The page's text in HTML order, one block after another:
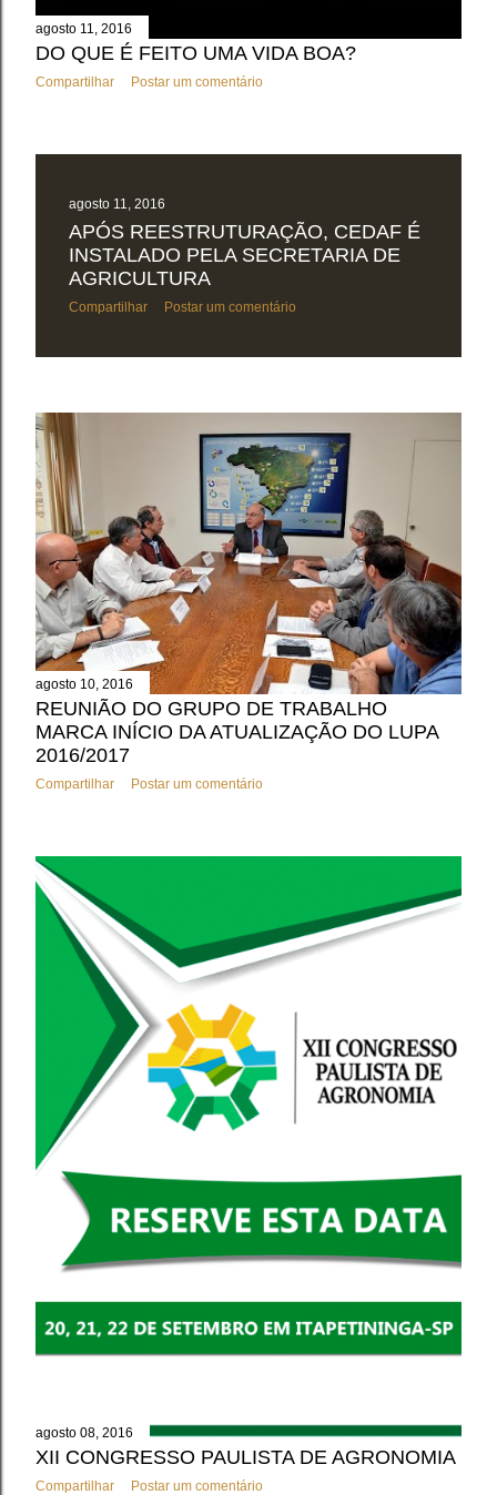
agosto 11, 2016
DO QUE É FEITO UMA VIDA BOA?
Compartilhar Postar um comentário
agosto 11, 2016
APÓS REESTRUTURAÇÃO, CEDAF É
INSTALADO PELA SECRETARIA DE
AGRICULTURA
Compartilhar Postar um comentário
agosto 10, 2016
REUNIÃO DO GRUPO DE TRABALHO
MARCA INÍCIO DA ATUALIZAÇÃO DO LUPA
2016/2017
Compartilhar Postar um comentário
agosto 08, 2016
XII CONGRESSO PAULISTA DE AGRONOMIA
Compartilhar Postar um comentário